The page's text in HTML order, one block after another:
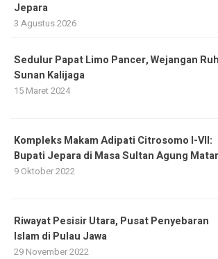
Jepara
3 Agustus 2026
Sedulur Papat Limo Pancer, Wejangan
Sunan Kalijaga
15 Maret 2024
Kompleks Makam Adipati Citrosomo I-VII:
Bupati Jepara di Masa Sultan Agung
9 Oktober 2022
Riwayat Pesisir Utara, Pusat Penyebaran
Islam di Pulau Jawa
29 November 2022